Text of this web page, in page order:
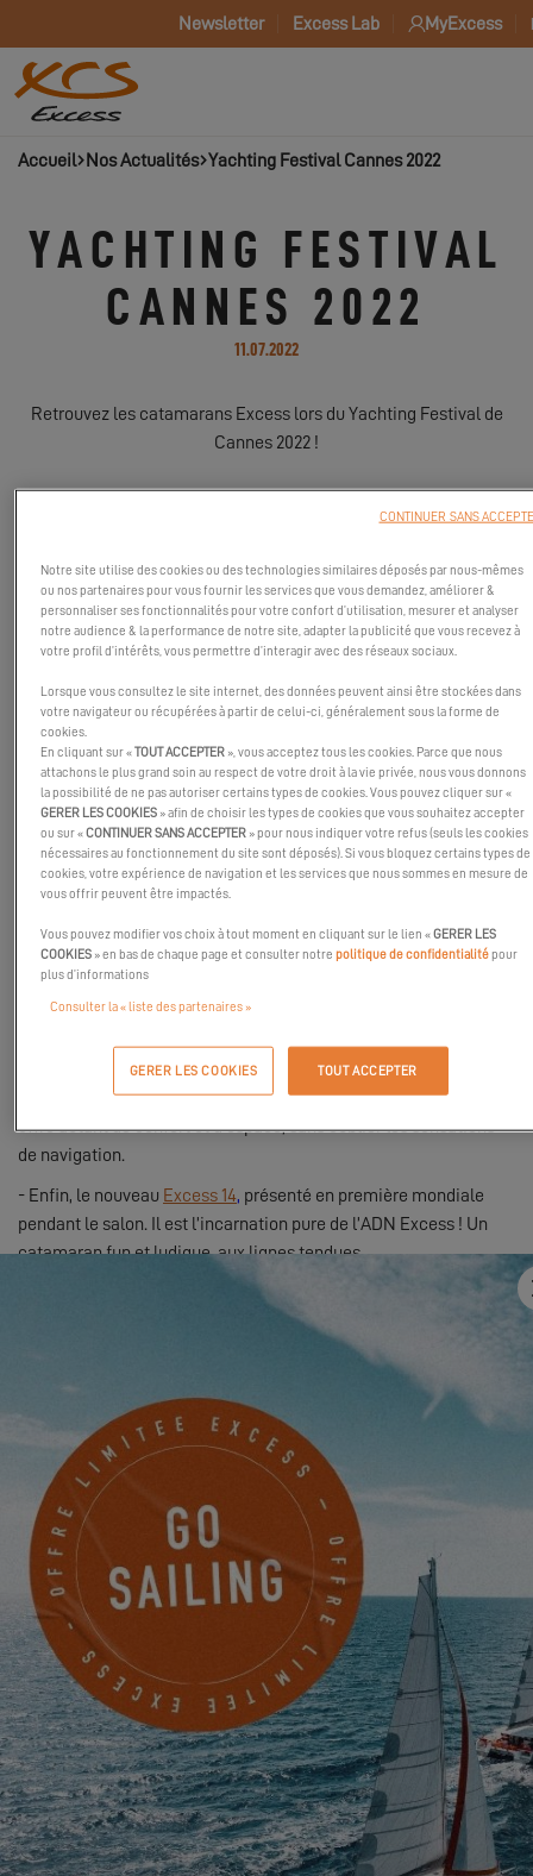
Newsletter Excess Lab MyExcess
Accueil Nos Actualités Yachting Festival Cannes 2022
YACHTING FESTIVAL
CANNES 2022
11.07.2022
Retrouvez les catamarans Excess lors du Yachting Festival de
Cannes 2022 !
L'équipe Excess a le plaisir de vous annoncer sa participation au
Yachting Festival de Cannesqui se déroulera du 6 au 11
septembre 2022.
Deux catamarans Excess seront exposés cette année, l’occasion
, l’un des plus petits catamarans de croisière qui
offre autant de confort et d’espace, sans oublier les sensations
de navigation.
- Enfin, le nouveau Excess 14, présenté en première mondiale
pendant le salon. Il est l’incarnation pure de l’ADN Excess ! Un
catamaran fun et ludique, aux lignes tendues.
Réservez dès à présent votre visite
rencontrer et échanger avec l’équipe Excess : nous vous
TIC-TAC… EXCESS 14 X GARMIN
19.07.2022
Notre site utilise des cookies ou des technologies similaires déposés par nous-mêmes
ou nos partenaires pour vous fournir les services que vous demandez, améliorer &
personnaliser ses fonctionnalités pour votre confort d’utilisation, mesurer et analyser
notre audience & la performance de notre site, adapter la publicité que vous recevez à
votre profil d’intérêts, vous permettre d’interagir avec des réseaux sociaux.
Lorsque vous consultez le site internet, des données peuvent ainsi être stockées dans
votre navigateur ou récupérées à partir de celui-ci, généralement sous la forme de
cookies.
En cliquant sur «TOUT ACCEPTER », vous acceptez tous les cookies. Parce que nous
attachons le plus grand soin au respect de votre droit à la vie privée, nous vous donnons
la possibilité de ne pas autoriser certains types de cookies. Vous pouvez cliquer sur «
GERER LES COOKIES » afin de choisir les types de cookies que vous souhaitez accepter
ou sur «CONTINUER SANS ACCEPTER » pour nous indiquer votre refus (seuls les cookies
nécessaires au fonctionnement du site sont déposés). Si vous bloquez certains types de
cookies, votre expérience de navigation et les services que nous sommes en mesure de
vous offrir peuvent être impactés.
Vous pouvez modifier vos choix à tout moment en cliquant sur le lien «GERER LES
COOKIES » en bas de chaque page et consulter notrepolitique de confidentialitépour
plus d’informations
Consulter la « liste des partenaires »
GERER LES COOKIES TOUT ACCEPTER
CONTINUER SANS